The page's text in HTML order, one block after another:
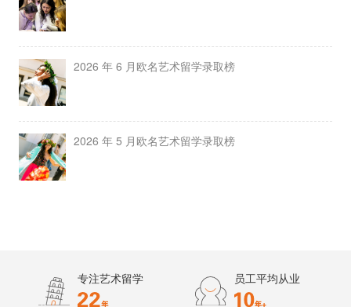
2026 年 6 月欧名艺术留学录取榜
2026 年 5 月欧名艺术留学录取榜
专注艺术留学 员工平均从业